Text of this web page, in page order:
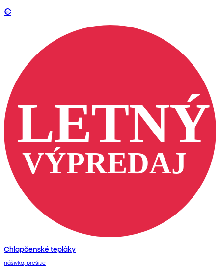
€
Chlapčenské tepláky
nášivka, prešitie